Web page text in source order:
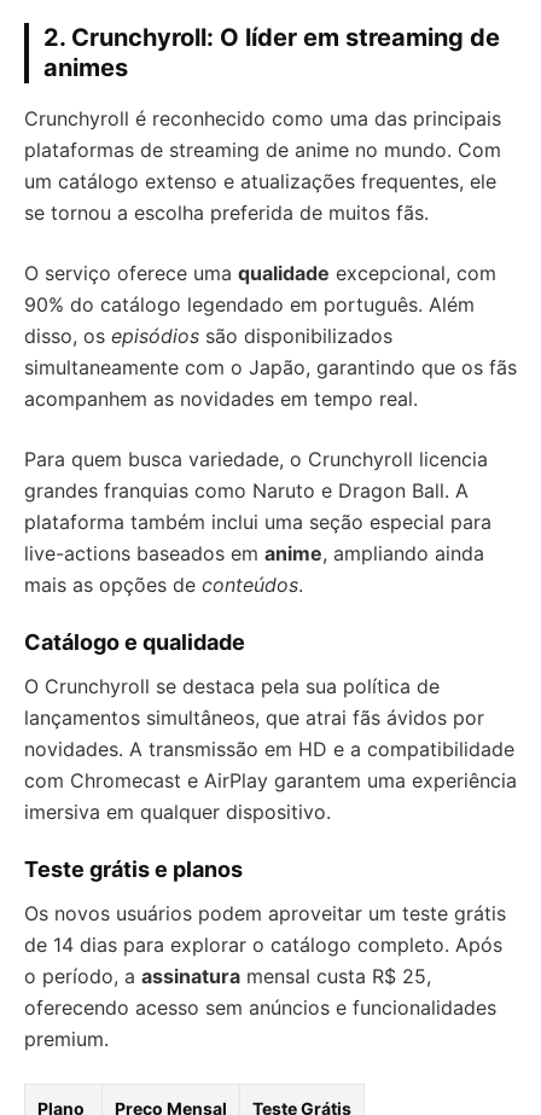
2. Crunchyroll: O líder em streaming de
animes
Crunchyroll é reconhecido como uma das principais
plataformas de streaming de anime no mundo. Com
um catálogo extenso e atualizações frequentes, ele
se tornou a escolha preferida de muitos fãs.
O serviço oferece uma qualidade excepcional, com
90% do catálogo legendado em português. Além
disso, os episódios são disponibilizados
simultaneamente com o Japão, garantindo que os fãs
acompanhem as novidades em tempo real.
Para quem busca variedade, o Crunchyroll licencia
grandes franquias como Naruto e Dragon Ball. A
plataforma também inclui uma seção especial para
live-actions baseados em anime, ampliando ainda
mais as opções de conteúdos.
Catálogo e qualidade
O Crunchyroll se destaca pela sua política de
lançamentos simultâneos, que atrai fãs ávidos por
novidades. A transmissão em HD e a compatibilidade
com Chromecast e AirPlay garantem uma experiência
imersiva em qualquer dispositivo.
Teste grátis e planos
Os novos usuários podem aproveitar um teste grátis
de 14 dias para explorar o catálogo completo. Após
o período, a assinatura mensal custa R$ 25,
oferecendo acesso sem anúncios e funcionalidades
premium.
Plano Preço Mensal Teste Grátis